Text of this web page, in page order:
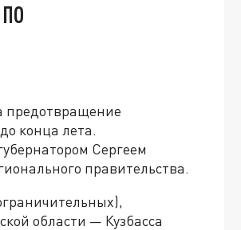
предотвращение
конца лета.
Сергеем
правительства.
области — Кузбасса